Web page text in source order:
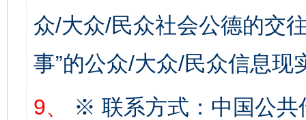
众/大众/民众社会公德的交
事”的公众/大众/民众信息现
9、
※ 联系方式：中国公共